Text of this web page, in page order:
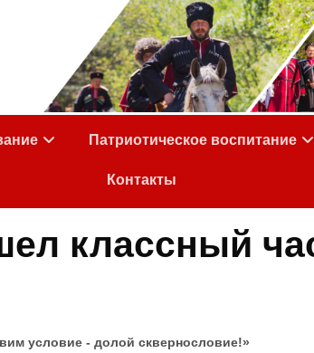
Патриотическое воспитание
Контакты
классный
условие - долой сквернословие!»